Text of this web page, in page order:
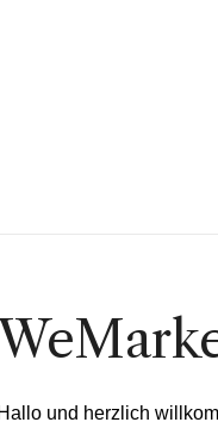
Hallo und herzlich